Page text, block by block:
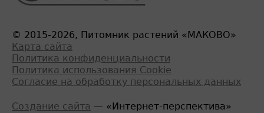
© 2015-2026, Питомник растений «МАКОВО»
Карта сайта
Политика конфиденциальности
Политика использования Cookie
Согласие на обработку персональных данных
Создание сайта — «Интернет-перспектива»